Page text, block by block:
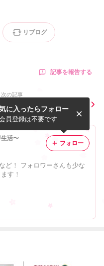
リブログ
記事を報告する
次の記事
【楽天】お試しチューハイ1
2本700円！チューハイ24本
１３８０円！
生活〜
ど！ フォロワーさんも少な
ます！
に入ったらフォロー
員登録は不要です
フォロー